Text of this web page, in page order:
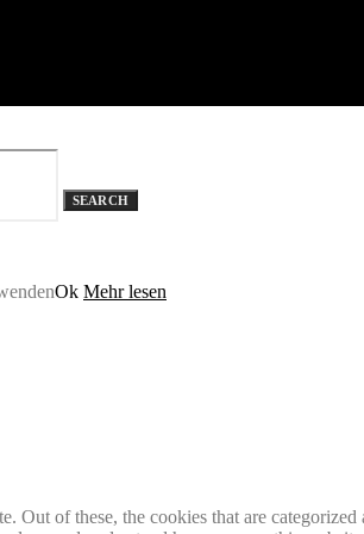
SEARCH
Ok Mehr lesen
of these, the cookies that are categorized